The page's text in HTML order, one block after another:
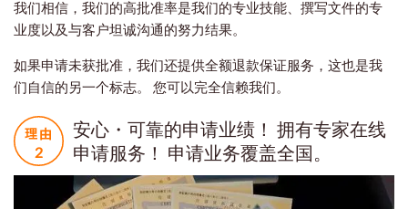
我们相信，我们的高批准率是我们的专业技能、撰写文件的专
业度以及与客户坦诚沟通的努力结果。
如果申请未获批准，我们还提供全额退款保证服务，这也是我
们自信的另一个标志。 您可以完全信赖我们。
安心・可靠的申请业绩！ 拥有专家在线
申请服务！ 申请业务覆盖全国。